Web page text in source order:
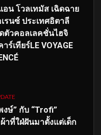
อน โวลเทมัส เฉิดฉาย
รนซ์ ประเทศอิตาลี
ตัวคอลเลคชั่นไฮจิ
ร์เทียร์LE VOYAGE
งษ์” กับ “Trofi”
าที่ใฝ่ฝันมาตั้งแต่เด็ก